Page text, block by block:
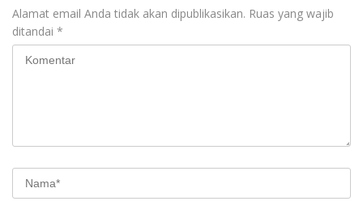
Alamat email Anda tidak akan dipublikasikan. Ruas yang wajib
ditandai *